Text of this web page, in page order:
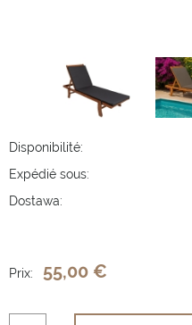
Disponibilité:
Expédié sous:
Dostawa:
Prix: 55,00 €